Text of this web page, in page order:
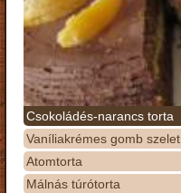
Csokoládés-narancs torta
Vaníliakrémes gomb szelet
Atomtorta
Málnás túrótorta